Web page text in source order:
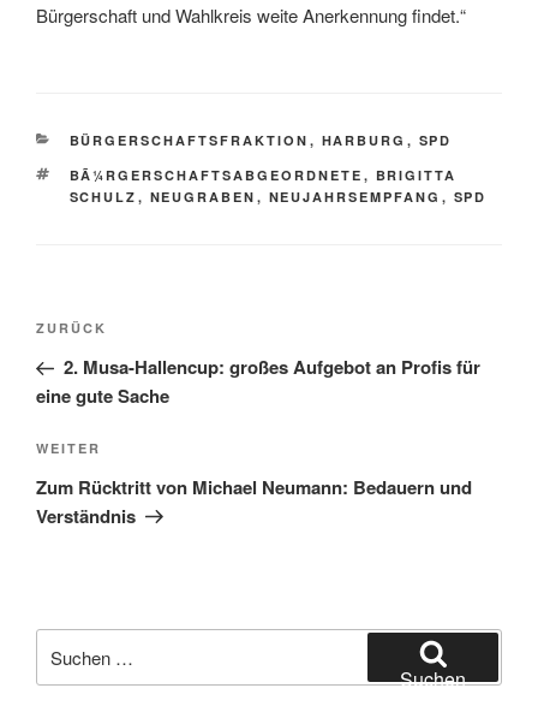
Bürgerschaft und Wahlkreis weite Anerkennung findet.“
KATEGORIEN
BÜRGERSCHAFTSFRAKTION , HARBURG , SPD
SCHLAGWÖRTER
BÃ¼RGERSCHAFTSABGEORDNETE , BRIGITTA
SCHULZ , NEUGRABEN , NEUJAHRSEMPFANG , SPD
Beitragsnavigation
Vorheriger
Beitrag
ZURÜCK
2. Musa-Hallencup: großes Aufgebot an Profis für
eine gute Sache
Nächster
Beitrag
WEITER
Zum Rücktritt von Michael Neumann: Bedauern und
Verständnis
nach:
Suchen